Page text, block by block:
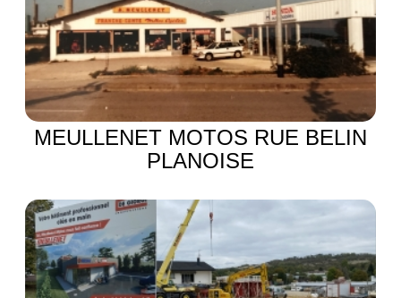
MEULLENET MOTOS RUE BELIN
PLANOISE